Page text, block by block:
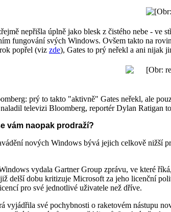
nepřišla úplně jako blesk z čistého nebe - ve
fungování svých Windows. Ovšem takto na
popřel (viz zde), Gates to prý neřekl a ani nijak
prý to takto "aktivně" Gates neřekl, ale
televizi Bloomberg, reportér Dylan Ratigan
vám naopak prodraží?
nových Windows bývá jejich celkově
vydala Gartner Group zprávu, ve které
delší dobu kritizuje Microsoft za jeho licenční
pro své jednotlivé uživatele než dříve.
vyjádřila své pochybnosti o raketovém nástupu